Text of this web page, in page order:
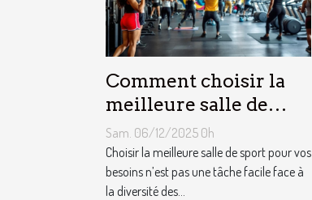
Comment choisir la
meilleure salle de
sport pour vos besoins
?
Sam. 06/12/2025 0h
Choisir la meilleure salle de sport pour vos
besoins n’est pas une tâche facile face à
la diversité des...